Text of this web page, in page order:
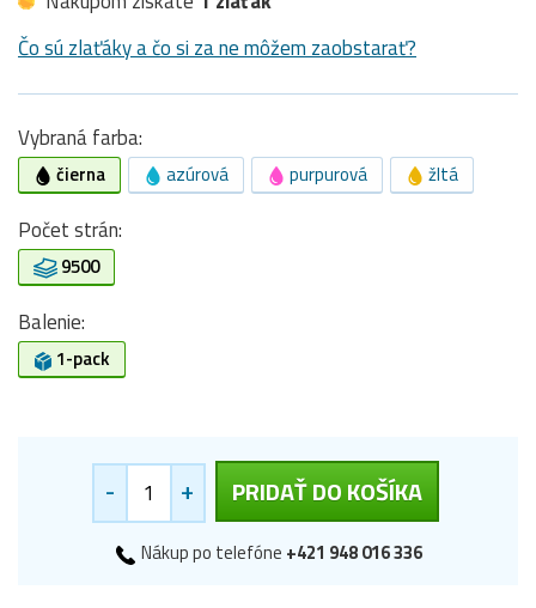
Čo sú zlaťáky a čo si za ne môžem zaobstarať?
Vybraná farba:
čierna azúrová purpurová žltá
Počet strán:
9500
Balenie:
1-pack
- + PRIDAŤ DO KOŠÍKA
Nákup po telefóne +421 948 016 336